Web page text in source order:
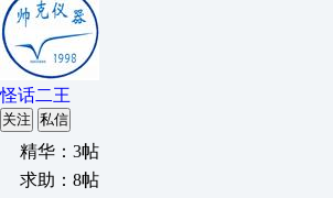
怪话二王
关注 私信
精华：3帖
求助：8帖